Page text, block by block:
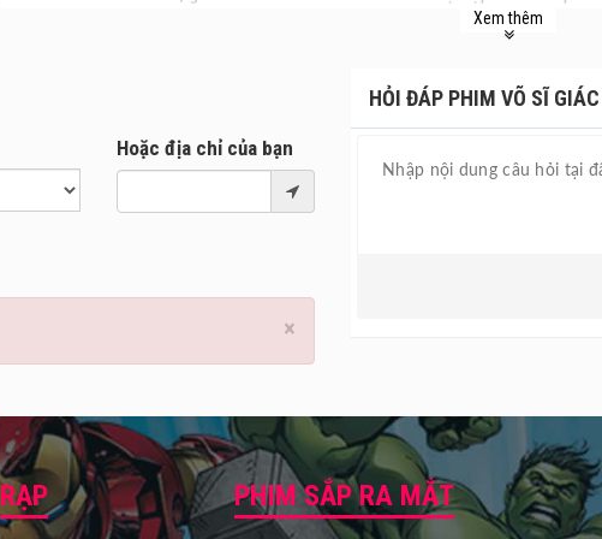
vai), con trai của công chúa Lucilla (Connie Nielsen) và là cháu trai của
giờ đã trở thành một thanh niên trưởng thành.
Sau khi đánh mất quê hương vào tay hoàng đế bạo chúa – người đang
đấu trường Colosseum và phải tìm kiếm sức mạnh từ quá khứ để đưa
những tác phẩm kinh điển trong nền điện ảnh toàn cầu.
Võ Sĩ Giác Đấu II dự kiến khởi chiếu tại
Xem thêm
Hoặc địa chỉ của bạn
×
HỎI ĐÁP PHIM VÕ SĨ
RẠP PHIM SẮP RA MẮT